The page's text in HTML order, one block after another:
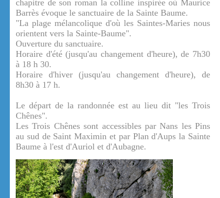
chapitre de son roman la colline inspirée où Maurice
Barrès évoque le sanctuaire de la Sainte Baume.
"La plage mélancolique d'où les Saintes-Maries nous
orientent vers la Sainte-Baume".
Ouverture du sanctuaire.
Horaire d'été (jusqu'au changement d'heure), de 7h30
à 18 h 30.
Horaire d'hiver (jusqu'au changement d'heure), de
8h30 à 17 h.
Le départ de la randonnée est au lieu dit "les Trois
Chênes".
Les Trois Chênes sont accessibles par Nans les Pins
au sud de Saint Maximin et par Plan d'Aups la Sainte
Baume à l'est d'Auriol et d'Aubagne.